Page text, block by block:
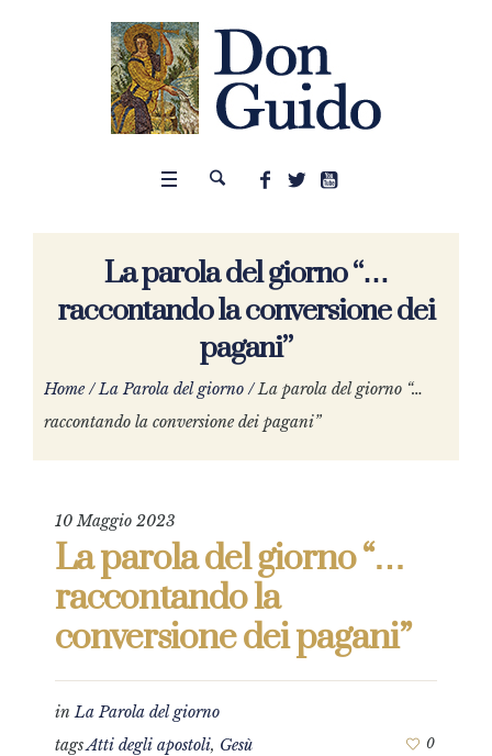
La parola del giorno “…
raccontando la conversione dei
pagani”
Home /La Parola del giorno /La parola del giorno “…
raccontando la conversione dei pagani”
10 Maggio 2023
La parola del giorno “…
raccontando la
conversione dei pagani”
inLa Parola del giorno
tagsAtti degli apostoli, Gesù 0